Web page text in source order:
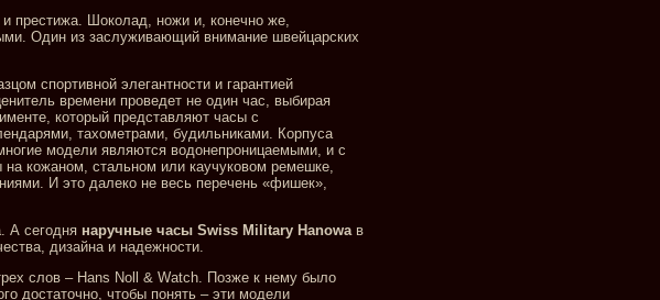
престижа. Шоколад, ножи и, конечно же,
Один из заслуживающий внимание швейцарских
спортивной элегантности и гарантией
времени проведет не один час, выбирая
который представляют часы с
тахометрами, будильниками. Корпуса
модели являются водонепроницаемыми, и с
кожаном, стальном или каучуковом ремешке,
И это далеко не весь перечень «фишек»,
А сегодня наручные часы Swiss Military Hanowaв
дизайна и надежности.
слов – Hans Noll & Watch. Позже к нему было
достаточно, чтобы понять – эти модели